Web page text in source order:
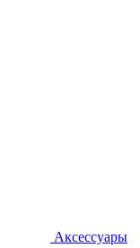
Аксессуары